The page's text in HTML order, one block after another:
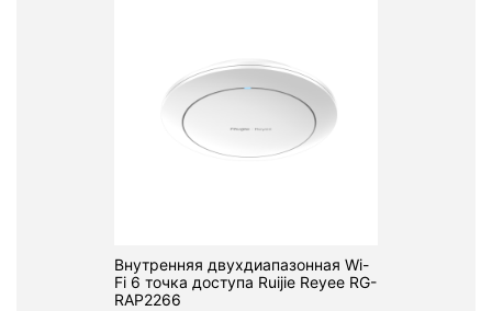
Внутренняя двухдиапазонная Wi-
Fi 6 точка доступа Ruijie Reyee RG-
RAP2266